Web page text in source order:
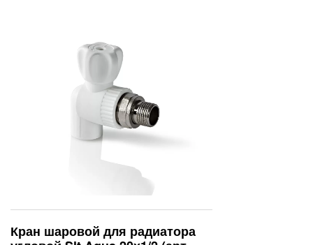
Кран шаровой для радиатора